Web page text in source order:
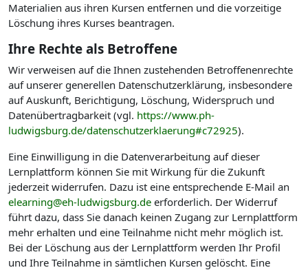
Materialien aus ihren Kursen entfernen und die vorzeitige
Löschung ihres Kurses beantragen.
Ihre Rechte als Betroffene
Wir verweisen auf die Ihnen zustehenden Betroffenenrechte
auf unserer generellen Datenschutzerklärung, insbesondere
auf Auskunft, Berichtigung, Löschung, Widerspruch und
Datenübertragbarkeit (vgl. https://www.ph-
ludwigsburg.de/datenschutzerklaerung#c72925).
Eine Einwilligung in die Datenverarbeitung auf dieser
Lernplattform können Sie mit Wirkung für die Zukunft
jederzeit widerrufen. Dazu ist eine entsprechende E-Mail an
elearning@eh-ludwigsburg.de erforderlich. Der Widerruf
führt dazu, dass Sie danach keinen Zugang zur Lernplattform
mehr erhalten und eine Teilnahme nicht mehr möglich ist.
Bei der Löschung aus der Lernplattform werden Ihr Profil
und Ihre Teilnahme in sämtlichen Kursen gelöscht. Eine